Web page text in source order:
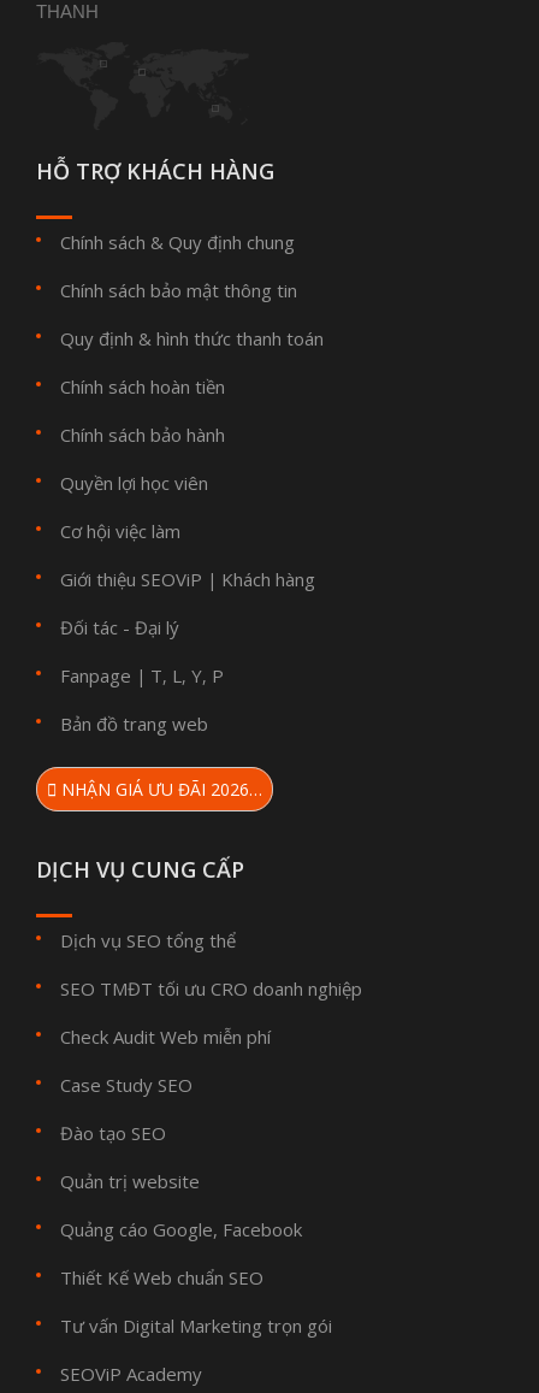
THANH
HỖ TRỢ KHÁCH HÀNG
Chính sách & Quy định chung
Chính sách bảo mật thông tin
Quy định & hình thức thanh toán
Chính sách hoàn tiền
Chính sách bảo hành
Quyền lợi học viên
Cơ hội việc làm
Giới thiệu SEOViP | Khách hàng
Đối tác - Đại lý
Fanpage | T, L, Y, P
Bản đồ trang web
NHẬN GIÁ ƯU ĐÃI 2026…
DỊCH VỤ CUNG CẤP
Dịch vụ SEO tổng thể
SEO TMĐT tối ưu CRO doanh nghiệp
Check Audit Web miễn phí
Case Study SEO
Đào tạo SEO
Quản trị website
Quảng cáo Google, Facebook
Thiết Kế Web chuẩn SEO
Tư vấn Digital Marketing trọn gói
SEOViP Academy